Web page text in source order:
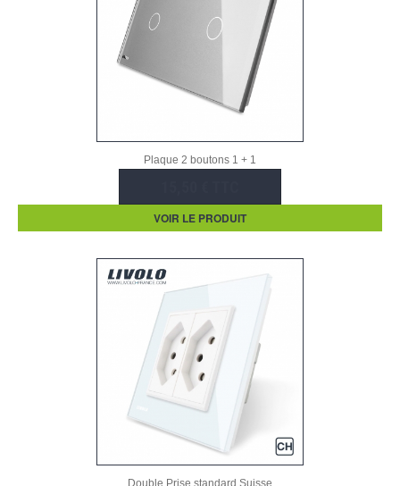
Plaque 2 boutons 1 + 1
VOIR LE PRODUIT
Double Prise standard Suisse